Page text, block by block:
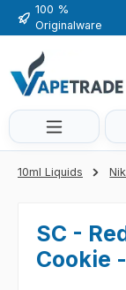
Zum Hauptinhalt
100 %
Originalware
10ml Liquids
SC -
Cookie